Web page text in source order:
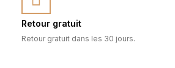
Retour gratuit
Retour gratuit dans les 30 jours.